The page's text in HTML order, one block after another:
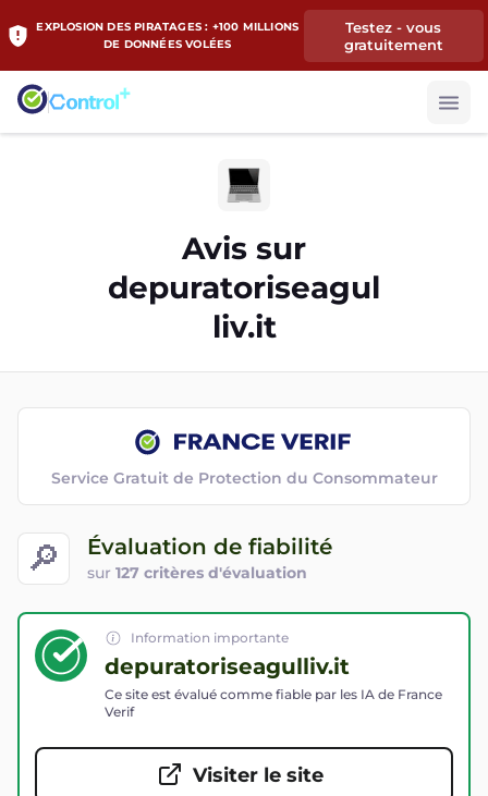
EXPLOSION DES PIRATAGES : +100 MILLIONS
DE DONNÉES VOLÉES
Testez - vous
gratuitement
Avis sur
depuratoriseagul
liv.it
🔎 Évaluation de fiabilité
sur 127 critères d'évaluation
Service Gratuit de Protection du Consommateur
Information importante
depuratoriseagulliv.it
Ce site est évalué comme fiable par les IA de France
Verif
Visiter le site